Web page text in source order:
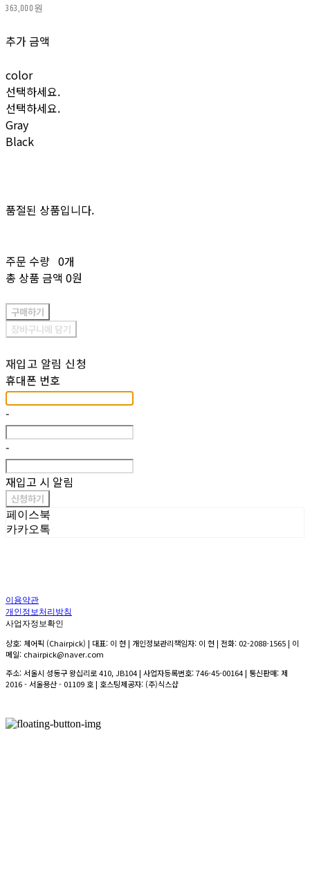
363,000원
추가 금액
color
선택하세요.
선택하세요.
Gray
Black
품절된 상품입니다.
주문 수량 0개
총 상품 금액 0원
구매하기
장바구니에 담기
재입고 알림 신청
휴대폰 번호
-
-
재입고 시 알림
신청하기
페이스북
카카오톡
이용약관
개인정보처리방침
사업자정보확인
상호: 체어픽 (Chairpick) | 대표: 이 현 | 개인정보관리책임자: 이 현 | 전화: 02-2088-1565 | 이
메일: chairpick@naver.com
주소: 서울시 성동구 왕십리로 410, JB104 | 사업자등록번호:746-45-00164| 통신판매:제
2016 - 서울용산 - 01109 호| 호스팅제공자: (주)식스샵